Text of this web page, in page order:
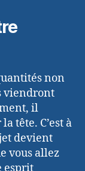
non
viendront
il
tête. C’est à
devient
vous allez
esprit